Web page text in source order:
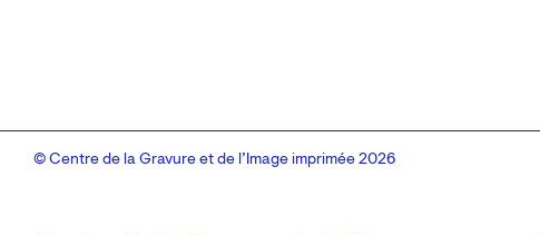
© Centre de la Gravure et de l’Image imprimée 2026